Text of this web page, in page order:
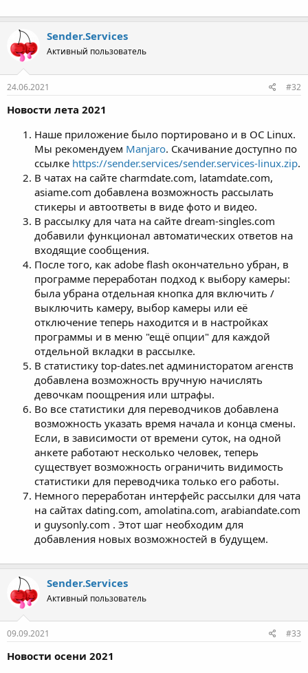
Sender.Services
Активный пользователь
24.06.2021 #32
Новости лета 2021
Наше приложение было портировано и в ОС Linux.
Мы рекомендуем Manjaro. Скачивание доступно по
ссылке https://sender.services/sender.services-linux.zip.
В чатах на сайте charmdate.com, latamdate.com,
asiame.com добавлена возможность рассылать
стикеры и автоответы в виде фото и видео.
В рассылку для чата на сайте dream-singles.com
добавили функционал автоматических ответов на
входящие сообщения.
После того, как adobe flash окончательно убран, в
программе переработан подход к выбору камеры:
была убрана отдельная кнопка для включить /
выключить камеру, выбор камеры или её
отключение теперь находится и в настройках
программы и в меню "ещё опции" для каждой
отдельной вкладки в рассылке.
В статистику top-dates.net администоратом агенств
добавлена возможность вручную начислять
девочкам поощрения или штрафы.
Во все статистики для переводчиков добавлена
возможность указать время начала и конца смены.
Если, в зависимости от времени суток, на одной
анкете работают несколько человек, теперь
существует возможность ограничить видимость
статистики для переводчика только его работы.
Немного переработан интерфейс рассылки для чата
на сайтах dating.com, amolatina.com, arabiandate.com
и guysonly.com . Этот шаг необходим для
добавления новых возможностей в будущем.
Sender.Services
Активный пользователь
09.09.2021 #33
Новости осени 2021